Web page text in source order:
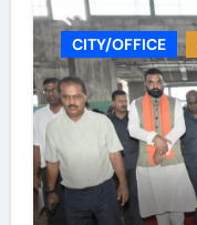
CITY/OFFICE